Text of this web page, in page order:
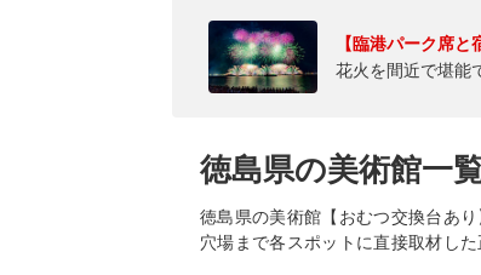
【臨港パーク席と
花火を間近で堪能
徳島県の美術館一
徳島県の美術館【おむつ交換台あ
穴場まで各スポットに直接取材し